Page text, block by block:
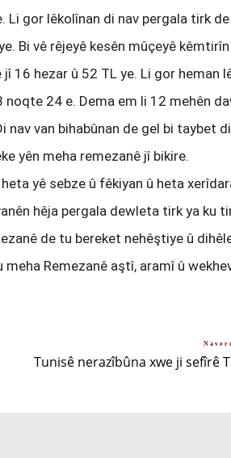
Li gor lêkolînan di nav pergala tirk
Bi vê rêjeyê kesên mûçeyê
16 hezar û 52 TL ye. Li gor heman
24 e. Dema em li 12 mehên
van bihabûnan de gel bi taybet
yên meha remezanê jî bikire.
yê sebze û fêkiyan û heta
hêja pergala dewleta tirk ya ku
de tu bereket nehêştiye û
Remezanê aştî, aramî û
Tunisê nerazîbûna xwe ji sefîrê